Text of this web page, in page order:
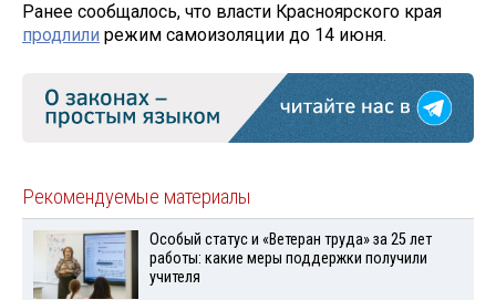
Ранее сообщалось, что власти Красноярского края
продлили режим самоизоляции до 14 июня.
Рекомендуемые материалы
Особый статус и «Ветеран труда» за 25 лет
работы: какие меры поддержки получили
учителя